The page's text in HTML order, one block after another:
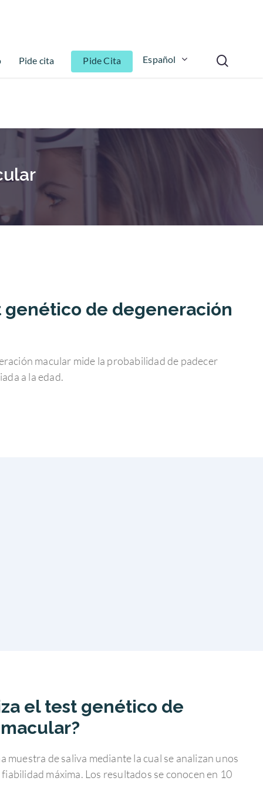
Pide cita Pide Cita Español
genético de degeneración
macular mide la probabilidad de padecer
a la edad.
el test genético de
muestra de saliva mediante la cual se analizan unos
máxima. Los resultados se conocen en 10